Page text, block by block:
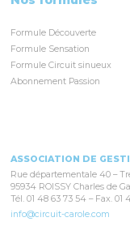
Formule Découverte
Formule Sensation
Formule Circuit sinueux
Abonnement Passion
ASSOCIATION DE
Rue départementale 40 –
95934 ROISSY Charles de
Tél. 01 48 63 73 54 – Fax. 01
info@circuit-carole.com